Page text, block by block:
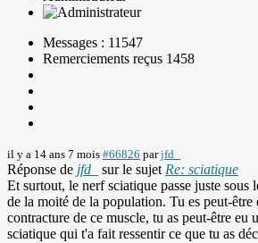
Messages : 11547
Remerciements reçus 1458
il y a 14 ans 7 mois #66826 parjfd_
Réponse de jfd_ sur le sujet Re: sciatique
Et surtout, le nerf sciatique passe juste sous
de la moité de la population. Tu es peut-être
contracture de ce muscle, tu as peut-être eu
sciatique qui t'a fait ressentir ce que tu as